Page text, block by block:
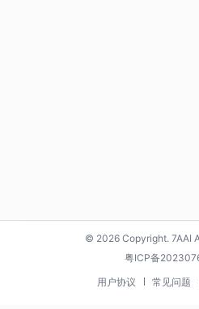
© 2026 Copyright. 7AAI
粤ICP备
用户协议
常见问题